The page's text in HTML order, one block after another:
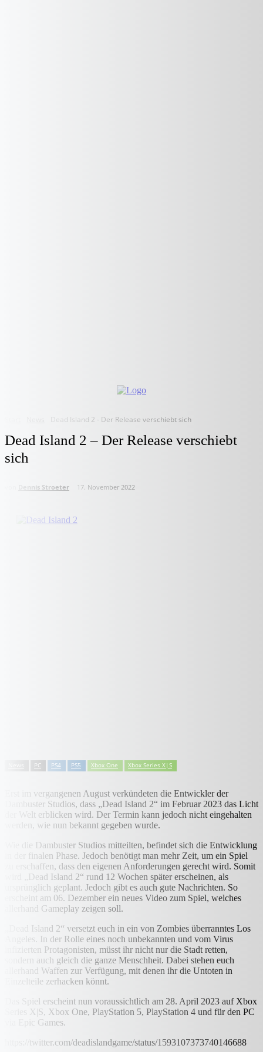
Dead Island 2 - Der Release verschiebt sich
Dead Island 2 – Der Release verschiebt
sich
Dennis Stroeter 17. November 2022
PC PS4 PS5 Xbox One Xbox Series X|S
Erst im vergangenen August verkündeten die Entwickler der
Dambuster Studios, dass „Dead Island 2“ im Februar 2023 das Licht
der Welt erblicken wird. Der Termin kann jedoch nicht eingehalten
werden, wie nun bekannt gegeben wurde.
Wie die Dambuster Studios mitteilten, befindet sich die Entwicklung
in der finalen Phase. Jedoch benötigt man mehr Zeit, um ein Spiel
zu erschaffen, dass den eigenen Anforderungen gerecht wird. Somit
wird „Dead Island 2“ rund 12 Wochen später erscheinen, als
ursprünglich geplant. Jedoch gibt es auch gute Nachrichten. So
erscheint am 06. Dezember ein neues Video zum Spiel, welches
allerhand Gameplay zeigen soll.
„Dead Island 2“ versetzt euch in ein von Zombies überranntes Los
Angeles. In der Rolle eines noch unbekannten und vom Virus
infizierten Protagonisten, müsst ihr nicht nur die Stadt retten,
sondern auch gleich die ganze Menschheit. Dabei stehen euch
allerhand Waffen zur Verfügung, mit denen ihr die Untoten in
Einzelteile zerhacken könnt.
Das Spiel erscheint nun voraussichtlich am 28. April 2023 auf Xbox
Series X|S, Xbox One, PlayStation 5, PlayStation 4 und für den PC
via Epic Games.
https://twitter.com/deadislandgame/status/1593107373740146688